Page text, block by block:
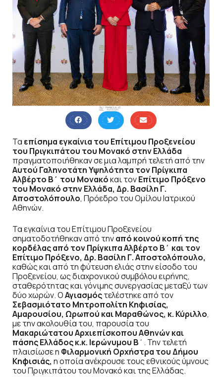
Τα επίσημα εγκαίνια του Επίτιμου Προξενείου
του Πριγκιπάτου του Μονακό στην Ελλάδα
πραγματοποιήθηκαν σε μια λαμπρή τελετή από την
Αυτού Γαληνοτάτη Υψηλότητα τον Πρίγκιπα
Αλβέρτο Β΄ του Μονακόκαι τονΕπίτιμο Πρόξενο
του Μονακό στην Ελλάδα, Δρ. Βασίλη Γ.
Αποστολόπουλο, Πρόεδρο του Ομίλου Ιατρικού
Αθηνών.
Τα εγκαίνια του Επίτιμου Προξενείου
σηματοδοτήθηκαν από τηναπό κοινού κοπή της
κορδέλας από τον Πρίγκιπα Αλβέρτο Β΄ και τον
Επίτιμο Πρόξενο, Δρ. Βασίλη Γ. Αποστολόπουλο,
καθώς και από τη φύτευση ελιάς στην είσοδο του
Προξενείου, ως διαχρονικού συμβόλου ειρήνης,
σταθερότητας και γόνιμης συνεργασίας μεταξύ των
δύο χωρών. ΟΑγιασμόςτελέστηκε από τον
Σεβασμιότατο Μητροπολίτη Κηφισίας,
Αμαρουσίου, Ωρωπού και Μαραθώνος, κ. Κύριλλο,
με την ακολουθία του, παρουσία του
Μακαριώτατου Αρχιεπίσκοπου Αθηνών και
πάσης Ελλάδος κ.κ. Ιερώνυμου Β ΄. Την τελετή
πλαισίωσε η Φιλαρμονική Ορχήστρα του Δήμου
Κηφισιάς, η οποία ανέκρουσε τους εθνικούς ύμνους
του Πριγκιπάτου του Μονακό και της Ελλάδας.